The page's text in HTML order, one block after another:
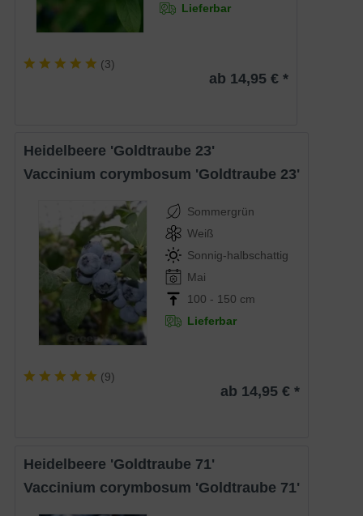
Lieferbar
(3)
ab 14,95 € *
Heidelbeere 'Goldtraube 23'
Vaccinium corymbosum 'Goldtraube 23'
Sommergrün
Weiß
Sonnig-halbschattig
Mai
100 - 150 cm
Lieferbar
(9)
ab 14,95 € *
Heidelbeere 'Goldtraube 71'
Vaccinium corymbosum 'Goldtraube 71'